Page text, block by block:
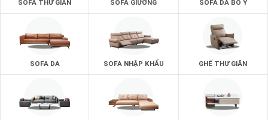
pháp làm bàn trà tiên tiến nhất.
Đội ngũ nhân công đông đảo với kĩ năng cao do chính
zSofa đào tạo về kĩ năng.
SOFA THƯ GIÃN SOFA GIƯỜNG SOFA DA BÒ Ý
SOFA DA SOFA NHẬP KHẨU GHẾ THƯ GIÃN